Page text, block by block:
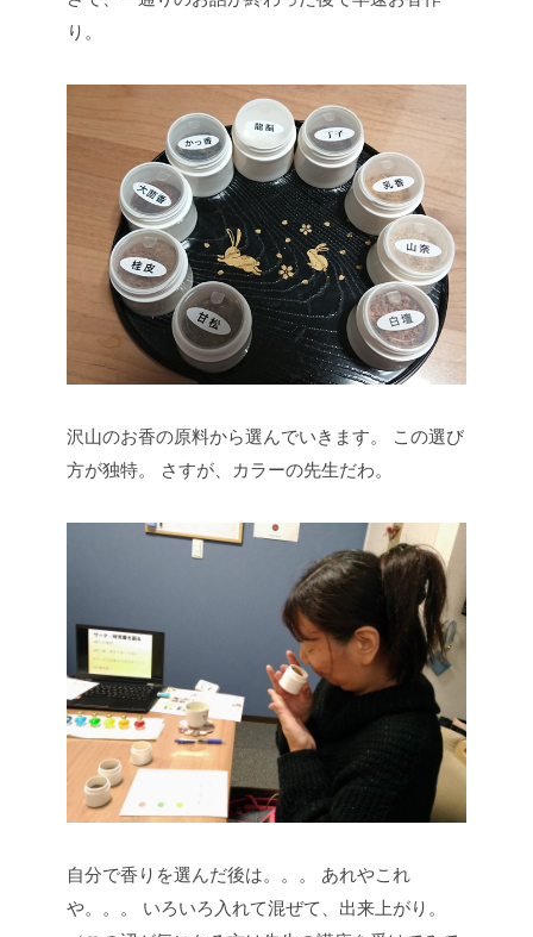
り。
沢山のお香の原料から選んでいきます。
この選び
方が独特。
さすが、カラーの先生だわ。
自分で香りを選んだ後は。。。
あれやこれ
や。。。
いろいろ入れて混ぜて、出来上がり。